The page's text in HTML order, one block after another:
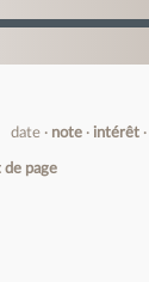
date note intérêt
de page